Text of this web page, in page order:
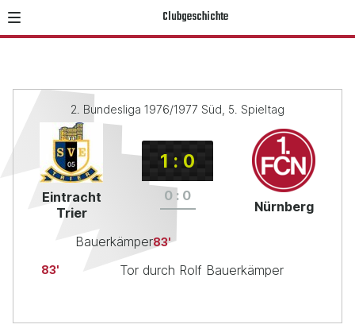
Clubgeschichte
2. Bundesliga 1976/1977 Süd, 5. Spieltag
Eintracht
Trier
1 : 0
0 : 0
Nürnberg
Bauerkämper83
83 Tor durch Rolf Bauerkämper